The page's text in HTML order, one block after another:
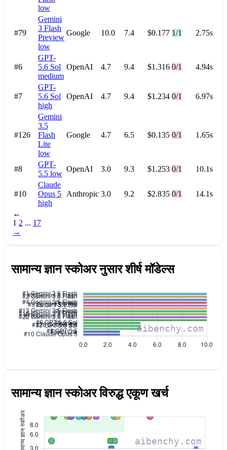
low
#79
Gemini
3 Flash
Preview
low
Google 10.0 7.4 $0.177 1/1 2.75s
#6
GPT-
5.6 Sol
medium
OpenAI 4.7 9.4 $1.316 0/1 4.94s
#7
GPT-
5.6 Sol
high
OpenAI 4.7 9.4 $1.234 0/1 6.97s
#126
Gemini
3.5
Flash
Lite
low
Google 4.7 6.5 $0.135 0/1 1.65s
#8
GPT-
5.5 low
OpenAI 3.0 9.3 $1.253 0/1 10.1s
#10
Claude
Opus 5
high
Anthropic 3.0 9.2 $2.835 0/1 14.1s
←
1 2 ... 17
→
सामान्य ज्ञान स्कोअर नुसार शीर्ष मॉडेल्स
सामान्य ज्ञान स्कोअर विरुद्ध एकूण खर्च